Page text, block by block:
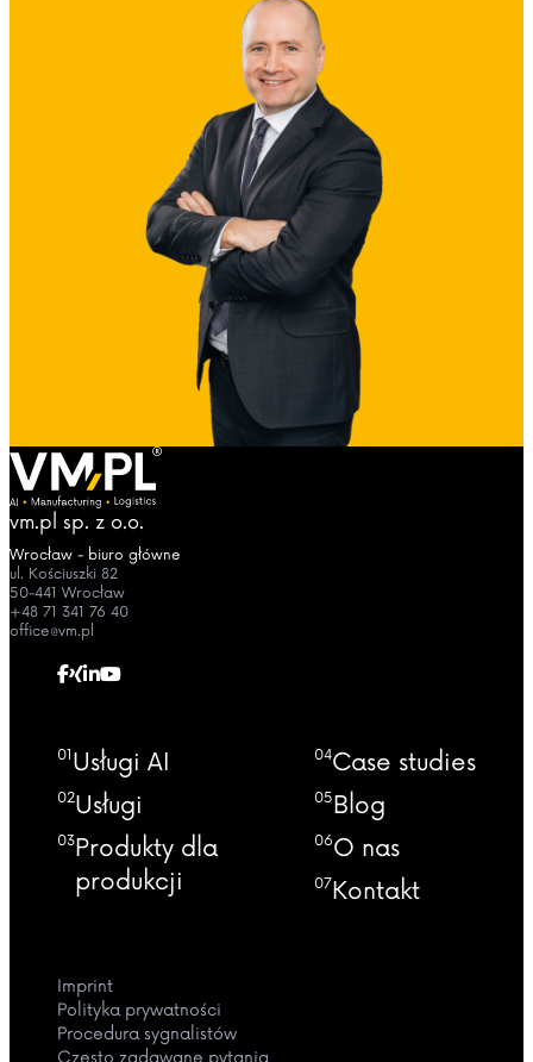
vm.pl sp. z o.o.
Wrocław - biuro główne
ul. Kościuszki 82
50-441 Wrocław
+48 71 341 76 40
office@vm.pl
01 Usługi AI
02Usługi
03 Produkty dla
produkcji
04Case studies
05 Blog
06O nas
07 Kontakt
Imprint
Polityka prywatności
Procedura sygnalistów
Często zadawane pytania